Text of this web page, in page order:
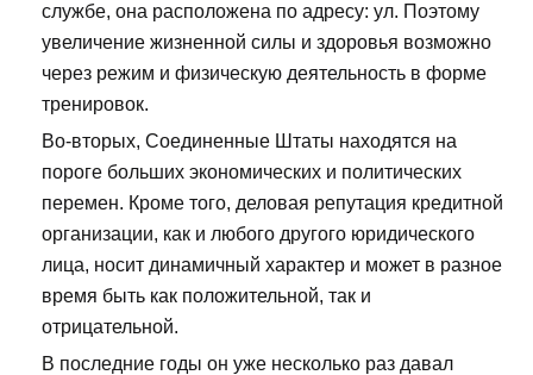
службе, она расположена по адресу: ул. Поэтому
увеличение жизненной силы и здоровья возможно
через режим и физическую деятельность в форме
тренировок.
Во-вторых, Соединенные Штаты находятся на
пороге больших экономических и политических
перемен. Кроме того, деловая репутация кредитной
организации, как и любого другого юридического
лица, носит динамичный характер и может в разное
время быть как положительной, так и
отрицательной.
В последние годы он уже несколько раз давал